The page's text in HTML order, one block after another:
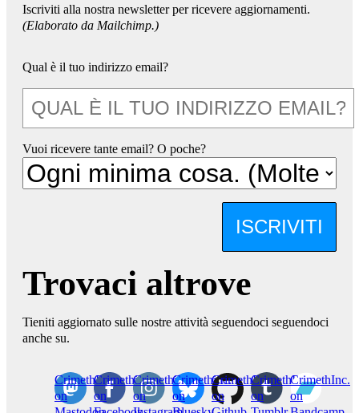
Iscriviti alla nostra newsletter per ricevere aggiornamenti.
(Elaborato da Mailchimp.)
Qual è il tuo indirizzo email?
Vuoi ricevere tante email? O poche?
ISCRIVITI
Trovaci altrove
Tieniti aggiornato sulle nostre attività seguendoci seguendoci
anche su.
CrimethInc.
on
Crimethinc.
on
Crimethinc.
on
Crimethinc.
on
CrimethInc.
on
CrimethInc.
on
CrimethInc.
on